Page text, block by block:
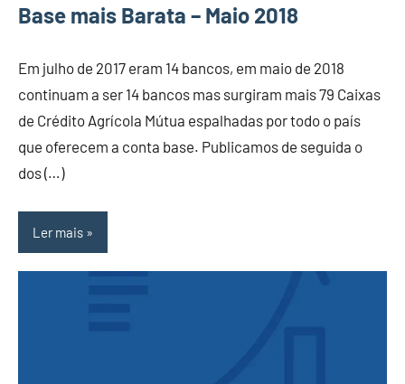
Base mais Barata – Maio 2018
Em julho de 2017 eram 14 bancos, em maio de 2018
continuam a ser 14 bancos mas surgiram mais 79 Caixas
de Crédito Agrícola Mútua espalhadas por todo o país
que oferecem a conta base. Publicamos de seguida o
dos (…)
Ler mais